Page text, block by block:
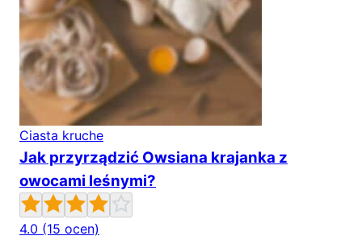
Ciasta kruche
Jak przyrządzić Owsiana krajanka z
owocami leśnymi?
4.0 (15 ocen)